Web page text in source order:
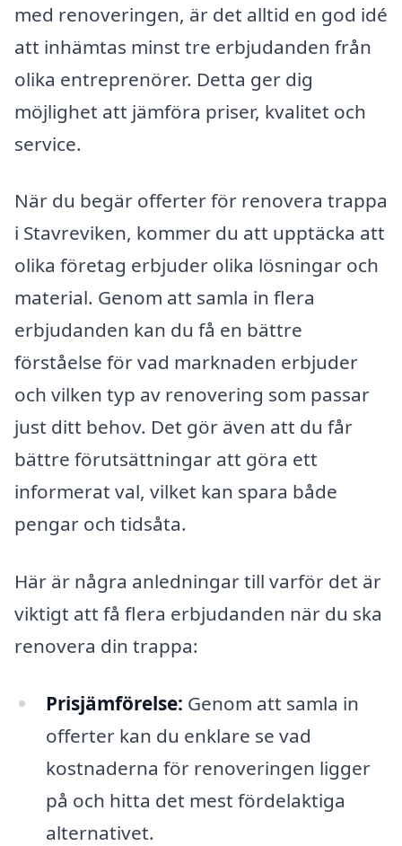
med renoveringen, är det alltid en god idé
att inhämtas minst tre erbjudanden från
olika entreprenörer. Detta ger dig
möjlighet att jämföra priser, kvalitet och
service.
När du begär offerter för renovera trappa
i Stavreviken, kommer du att upptäcka att
olika företag erbjuder olika lösningar och
material. Genom att samla in flera
erbjudanden kan du få en bättre
förståelse för vad marknaden erbjuder
och vilken typ av renovering som passar
just ditt behov. Det gör även att du får
bättre förutsättningar att göra ett
informerat val, vilket kan spara både
pengar och tidsåta.
Här är några anledningar till varför det är
viktigt att få flera erbjudanden när du ska
renovera din trappa:
Prisjämförelse: Genom att samla in
offerter kan du enklare se vad
kostnaderna för renoveringen ligger
på och hitta det mest fördelaktiga
alternativet.